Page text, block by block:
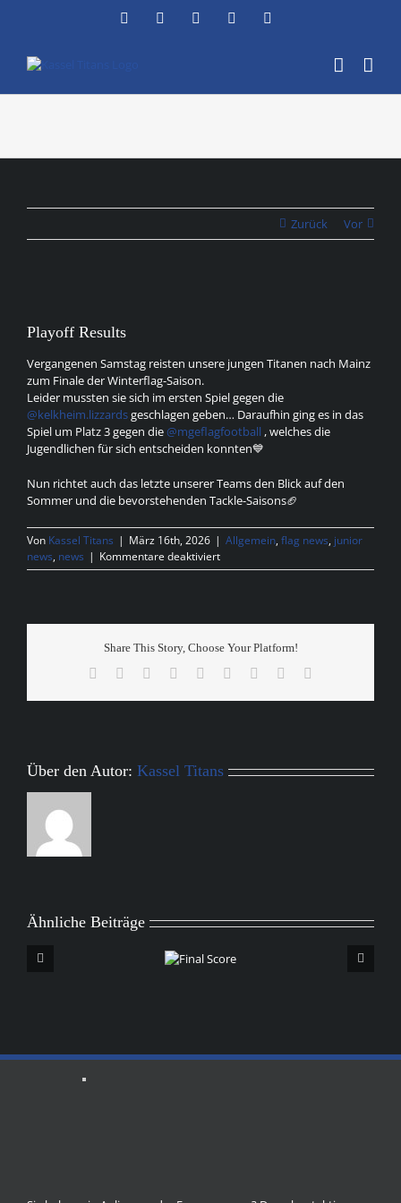
FacebookInstagramYouTubeFlickr
Zurück Vor
Bild
Playoff Results
Vergangenen Samstag reisten unsere jungen Titanen nach Mainz
zum Finale der Winterflag-Saison.
Leider mussten sie sich im ersten Spiel gegen die
@kelkheim.lizzardsgeschlagen geben… Daraufhin ging es in das
Spiel um Platz 3 gegen die@mgeflagfootball , welches die
Jugendlichen für sich entscheiden konnten💙
Nun richtet auch das letzte unserer Teams den Blick auf den
Sommer und die bevorstehenden Tackle-Saisons🏈
Von Kassel Titans | März 16th, 2026 | Allgemein, flag news, junior
news, news | Kommentare deaktiviertfür
Playoff
Share This Story, Choose Your Platform!
Facebook Reddit LinkedInWhatsApp
TumblrPinterest
Über den Autor: Kassel Titans
Ähnliche Beiträge